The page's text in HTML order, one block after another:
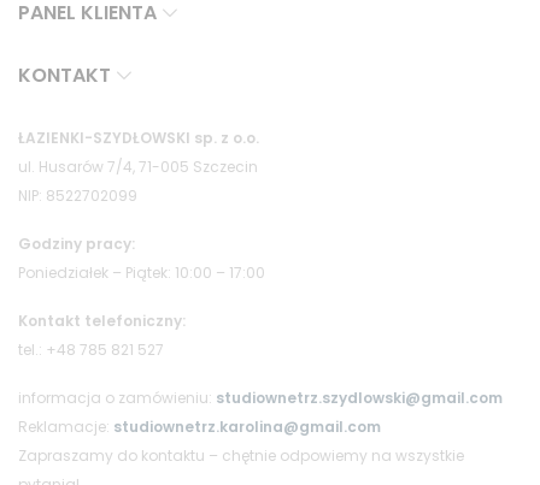
PANEL KLIENTA
KONTAKT
ŁAZIENKI-SZYDŁOWSKI sp. z o.o.
ul. Husarów 7/4, 71-005 Szczecin
NIP: 8522702099
Godziny pracy:
Poniedziałek – Piątek: 10:00 – 17:00
Kontakt telefoniczny:
tel.: +48 785 821 527
informacja o zamówieniu: studiownetrz.szydlowski@gmail.com
Reklamacje: studiownetrz.karolina@gmail.com
Zapraszamy do kontaktu – chętnie odpowiemy na wszystkie